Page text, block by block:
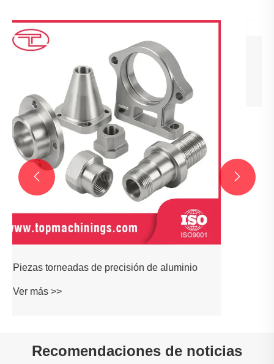
Piezas torneadas de precisión de acero
Ver más >>
 
Recomendaciones de noticias